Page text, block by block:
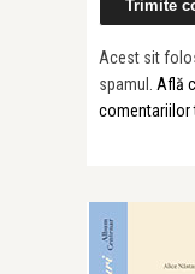
Acest sit
spamul. Află
comentariilor